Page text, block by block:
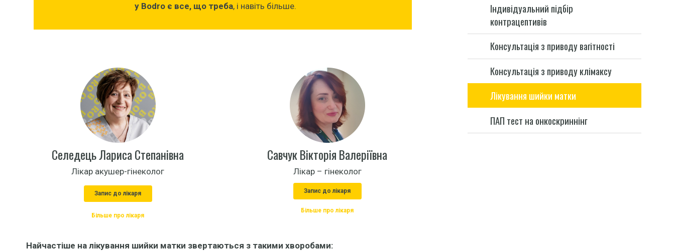
у Bodro є все, що треба, і навіть більше.
Селедець Лариса Степанівна
Лікар акушер-гінеколог
Запис до лікаря
Більше про лікаря
Савчук Вікторія Валеріївна
Лікар – гінеколог
Запис до лікаря
Більше про лікаря
Найчастіше на лікування шийки матки звертаються з такими хворобами:
Індивідуальний підбір
контрацептивів
Консультація з приводу вагітності
Консультація з приводу клімаксу
Лікування шийки матки
ПАП тест на онкоскриннінг